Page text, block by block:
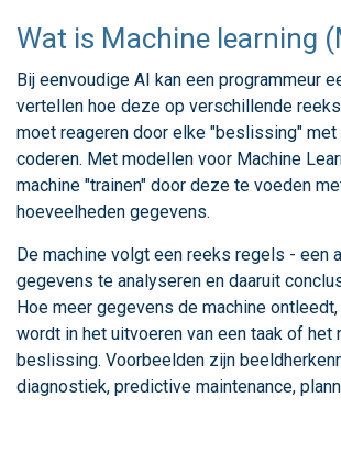
Wat is Machine learning
Bij eenvoudige AI kan een programmeur
vertellen hoe deze op verschillende
moet reageren door elke "beslissing" met
coderen. Met modellen voor Machine
machine "trainen" door deze te voeden
hoeveelheden gegevens.
De machine volgt een reeks regels - een
gegevens te analyseren en daaruit
Hoe meer gegevens de machine
wordt in het uitvoeren van een taak of het
beslissing. Voorbeelden zijn
diagnostiek, predictive maintenance,